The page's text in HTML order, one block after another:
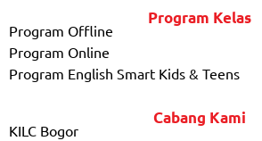
Program Kelas
Program Offline
Program Online
Program English Smart Kids & Teens
Cabang Kami
KILC Bogor